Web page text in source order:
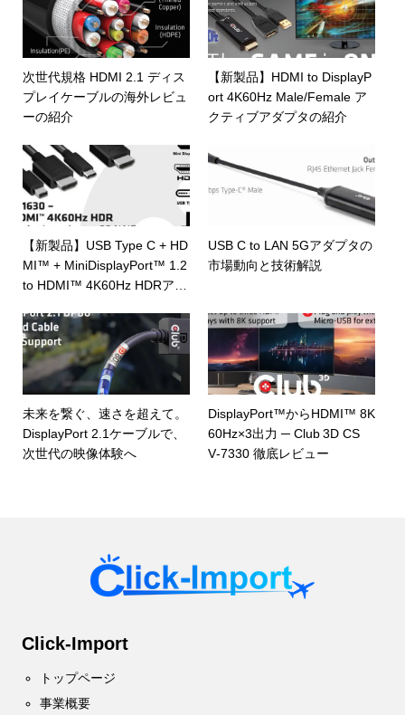
次世代規格 HDMI 2.1 ディス
プレイケーブルの海外レビュ
ーの紹介
【新製品】HDMI to DisplayP
ort 4K60Hz Male/Female ア
クティブアダプタの紹介
【新製品】USB Type C + HD
MI™ + MiniDisplayPort™ 1.2
to HDMI™ 4K60Hz HDRアク
USB C to LAN 5Gアダプタの
市場動向と技術解説
未来を繋ぐ、速さを超えて。
DisplayPort 2.1ケーブルで、
次世代の映像体験へ
DisplayPort™からHDMI™ 8K
60Hz×3出力 ─ Club 3D CS
V‑7330 徹底レビュー
Click-Import
トップページ
事業概要